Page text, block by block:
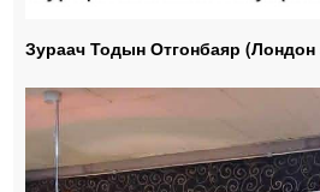
Зураач Тодын Отгонбаяр (Лондон